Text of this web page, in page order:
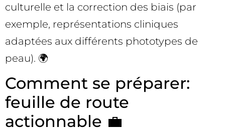
culturelle et la correction des biais (par
exemple, représentations cliniques
adaptées aux différents phototypes de
peau). 🌍
Comment se préparer:
feuille de route
actionnable 💼